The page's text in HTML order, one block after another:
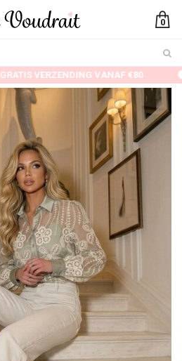
0
GRATIS VERZENDING VANAF €80